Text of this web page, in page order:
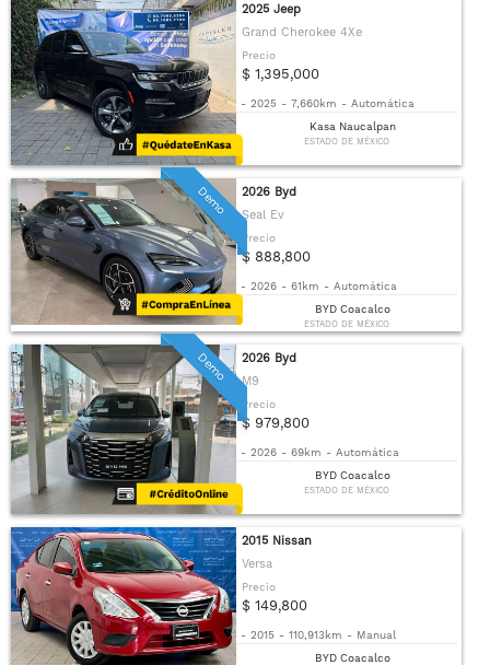
2025 Jeep
Grand Cherokee 4Xe
Precio
$ 1,395,000
- 2025 - 7,660km - Automática
Kasa Naucalpan
ESTADO DE MÉXICO
Demo
2026 Byd
Seal Ev
Precio
$ 888,800
- 2026 - 61km - Automática
BYD Coacalco
ESTADO DE MÉXICO
Demo
2026 Byd
M9
Precio
$ 979,800
- 2026 - 69km - Automática
BYD Coacalco
ESTADO DE MÉXICO
2015 Nissan
Versa
Precio
$ 149,800
- 2015 - 110,913km - Manual
BYD Coacalco